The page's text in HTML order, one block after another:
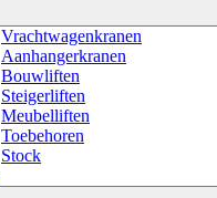
Vrachtwagenkranen
Aanhangerkranen
Bouwliften
Steigerliften
Meubelliften
Toebehoren
Stock